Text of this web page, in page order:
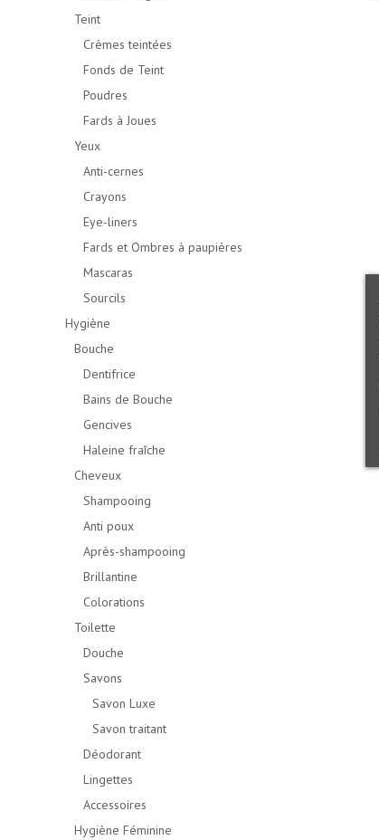
Teint
Crèmes teintées
Fonds de Teint
Poudres
Fards à Joues
Yeux
Anti-cernes
Crayons
Eye-liners
Fards et Ombres à paupières
Mascaras
Sourcils
Hygiène
Bouche
Dentifrice
Bains de Bouche
Gencives
Haleine fraîche
Cheveux
Shampooing
Anti poux
Après-shampooing
Brillantine
Colorations
Toilette
Douche
Savons
Savon Luxe
Savon traitant
Déodorant
Lingettes
Accessoires
Hygiène Féminine